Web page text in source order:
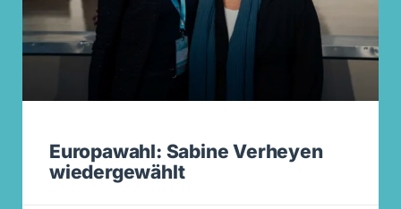
Europawahl: Sabine Verheyen
wiedergewählt